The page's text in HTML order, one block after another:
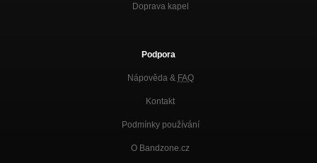
Doprava kapel
Podpora
Nápověda & FAQ
Kontakt
Podmínky používání
O Bandzone.cz